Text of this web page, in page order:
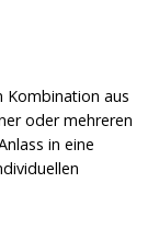
Kombination aus
oder mehreren
in eine